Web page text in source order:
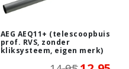
AEG AEQ11+ (telescoopbuis
prof. RVS, zonder
kliksysteem, eigen merk)